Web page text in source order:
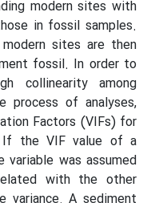
modern sites with
in fossil samples.
sites are then
fossil. In order to
collinearity among
process of analyses,
Factors (VIFs) for
If the VIF value of a
variable was assumed
with the other